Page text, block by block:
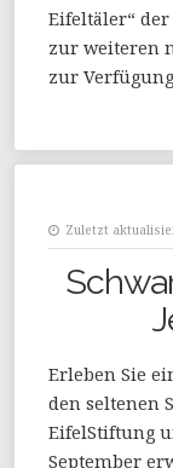
Eifeltäler“
zur weiteren
zur
Zuletzt
Erleben Sie
den seltenen
EifelStiftung
September